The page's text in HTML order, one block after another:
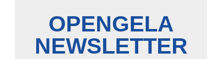
OPENGELA
NEWSLETTER